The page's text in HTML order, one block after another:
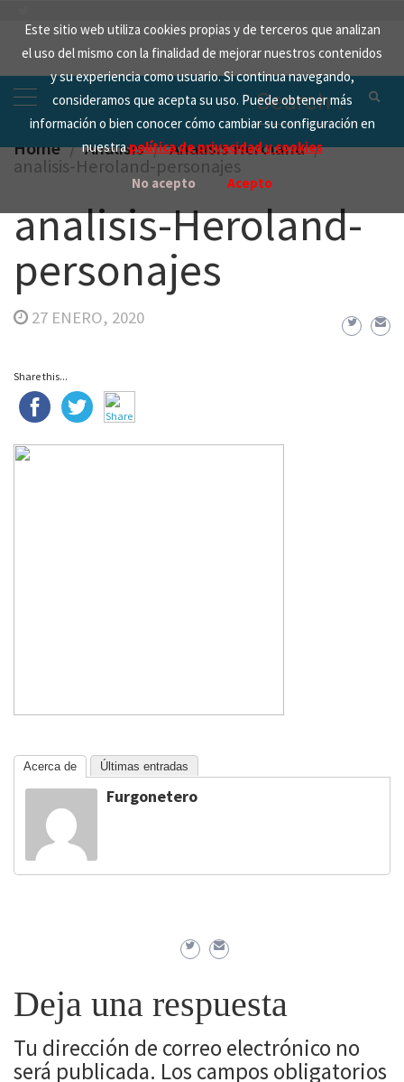
Este sitio web utiliza cookies propias y de terceros que analizan
el uso del mismo con la finalidad de mejorar nuestros contenidos
y su experiencia como usuario. Si continua navegando,
consideramos que acepta su uso. Puede obtener más
información o bien conocer cómo cambiar su configuración en
nuestrapolítica de privacidad y cookies
No acepto Acepto
content
Search
for:
Home Analisis Analisis Heroland
analisis-Heroland-personajes
analisis-Heroland-
personajes
27 ENERO, 2020
Share this...
Acerca de Últimas entradas
Furgonetero
Deja una respuesta
Tu dirección de correo electrónico no
será publicada. Los campos obligatorios